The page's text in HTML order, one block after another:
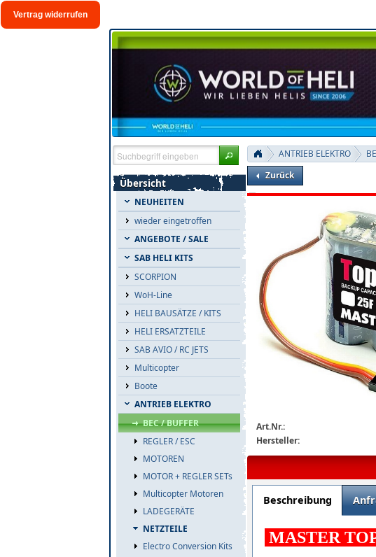
Vertrag widerrufen
Übersicht
NEUHEITEN
wieder eingetroffen
ANGEBOTE / SALE
SAB HELI KITS
SCORPION
WoH-Line
HELI BAUSÄTZE / KITS
HELI ERSATZTEILE
SAB AVIO / RC JETS
Multicopter
Boote
ANTRIEB ELEKTRO
BEC / BUFFER
REGLER / ESC
MOTOREN
MOTOR + REGLER SETs
Multicopter Motoren
LADEGERÄTE
NETZTEILE
Electro Conversion Kits
ANTRIEB ELEKTRO
Zurück
Art.Nr.:
Hersteller:
Beschreibung
MASTER